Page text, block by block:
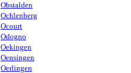
Obstalden
Ochlenberg
Ocourt
Odogno
Oekingen
Oensingen
Oerlingen